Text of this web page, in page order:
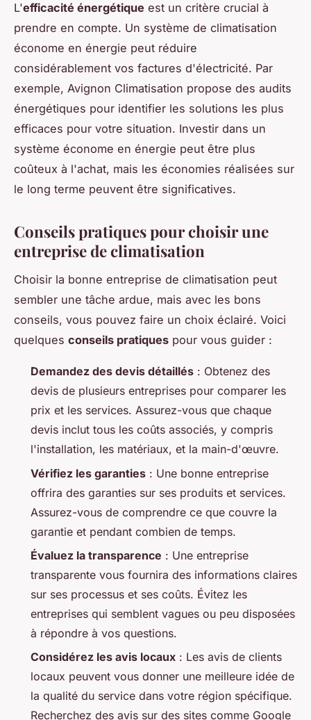
L'efficacité énergétique est un critère crucial à
prendre en compte. Un système de climatisation
économe en énergie peut réduire
considérablement vos factures d'électricité. Par
exemple, Avignon Climatisation propose des audits
énergétiques pour identifier les solutions les plus
efficaces pour votre situation. Investir dans un
système économe en énergie peut être plus
coûteux à l'achat, mais les économies réalisées sur
le long terme peuvent être significatives.
Conseils pratiques pour choisir une
entreprise de climatisation
Choisir la bonne entreprise de climatisation peut
sembler une tâche ardue, mais avec les bons
conseils, vous pouvez faire un choix éclairé. Voici
quelques conseils pratiques pour vous guider :
Demandez des devis détaillés : Obtenez des
devis de plusieurs entreprises pour comparer les
prix et les services. Assurez-vous que chaque
devis inclut tous les coûts associés, y compris
l'installation, les matériaux, et la main-d'œuvre.
Vérifiez les garanties : Une bonne entreprise
offrira des garanties sur ses produits et services.
Assurez-vous de comprendre ce que couvre la
garantie et pendant combien de temps.
Évaluez la transparence : Une entreprise
transparente vous fournira des informations claires
sur ses processus et ses coûts. Évitez les
entreprises qui semblent vagues ou peu disposées
à répondre à vos questions.
Considérez les avis locaux : Les avis de clients
locaux peuvent vous donner une meilleure idée de
la qualité du service dans votre région spécifique.
Recherchez des avis sur des sites comme Google